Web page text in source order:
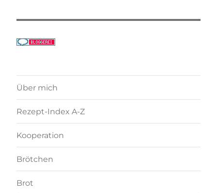
Über mich
Rezept-Index A-Z
Kooperation
Brötchen
Brot